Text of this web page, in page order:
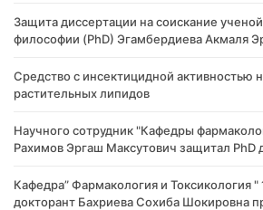
Защита диссертации на соискание
философии (PhD) Эгамбердиева Акмаля
Cредство с инсектицидной активностью
растительных липидов
Научного сотрудник "Кафедры
Рахимов Эргаш Максутович защитал PhD
Кафедра” Фармакология и Токсикология "
докторант Бахриева Сохиба Шокировна